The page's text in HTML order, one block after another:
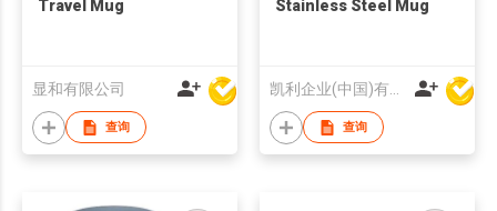
Travel Mug
显和有限公司
查询
Stainless Steel Mug
查询